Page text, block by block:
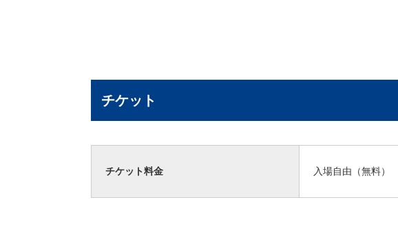
チケット
チケット料金 入場自由（無料）